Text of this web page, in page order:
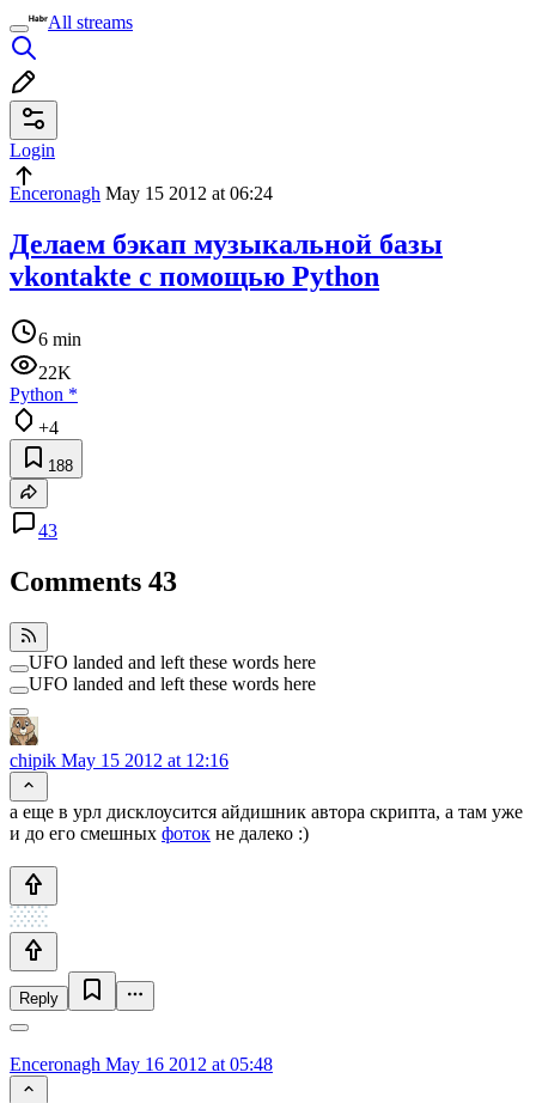
All streams
Login
Enceronagh May 15 2012 at 06:24
Делаем бэкап музыкальной базы
vkontakte с помощью Python
6 min
22K
Python *
+4
188
43
Comments 43
UFO landed and left these words here
UFO landed and left these words here
chipik May 15 2012 at 12:16
а еще в урл дисклоусится айдишник автора скрипта, а там уже
и до его смешных фоток не далеко :)
Reply
Enceronagh May 16 2012 at 05:48